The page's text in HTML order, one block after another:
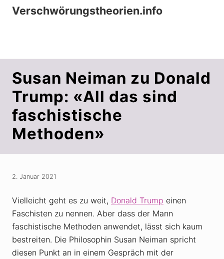
Menu
Zur
Zum
ZurVerschwörungstheorien.info
Susan Neiman zu Donald
Trump: «All das sind
faschistische
Methoden»
2. Januar 2021
Vielleicht geht es zu weit, Donald Trump einen
Faschisten zu nennen. Aber dass der Mann
faschistische Methoden anwendet, lässt sich kaum
bestreiten. Die Philosophin Susan Neiman spricht
diesen Punkt an in einem Gespräch mit der